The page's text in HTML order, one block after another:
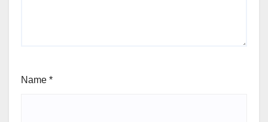
Name *